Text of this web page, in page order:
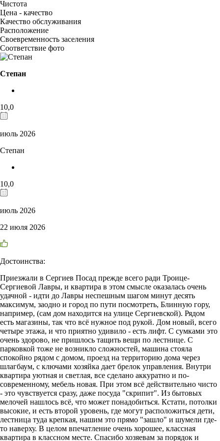
Чистота
Цена - качество
Качество обслуживания
Расположение
Своевременность заселения
Соответствие фото
Степан
10,0
июль 2026
Степан
10,0
июль 2026
22 июля 2026
Достоинства:
Приезжали в Сергиев Посад прежде всего ради Троице-
Сергиевой Лавры, и квартира в этом смысле оказалась очень
удачной - идти до Лавры неспешным шагом минут десять
максимум, заодно и город по пути посмотреть, Блинную гору,
например, (сам дом находится на улице Сергиевской). Рядом
есть магазины, так что всё нужное под рукой. Дом новый, всего
четыре этажа, и что приятно удивило - есть лифт. С сумками это
очень здорово, не пришлось тащить вещи по лестнице. С
парковкой тоже не возникло сложностей, машина стояла
спокойно рядом с домом, проезд на территорию дома через
шлагбаум, с ключами хозяйка дает брелок управления. Внутри
квартира уютная и светлая, все сделано аккуратно и по-
современному, мебель новая. При этом всё действительно чисто
- это чувствуется сразу, даже посуда "скрипит". Из бытовых
мелочей нашлось всё, что может понадобиться. Кстати, потолки
высокие, и есть второй уровень, где могут расположиться дети,
лестница туда крепкая, нашим это прямо "зашло" и шумели где-
то наверху. В целом впечатление очень хорошее, классная
квартира в классном месте. Спасибо хозяевам за порядок и